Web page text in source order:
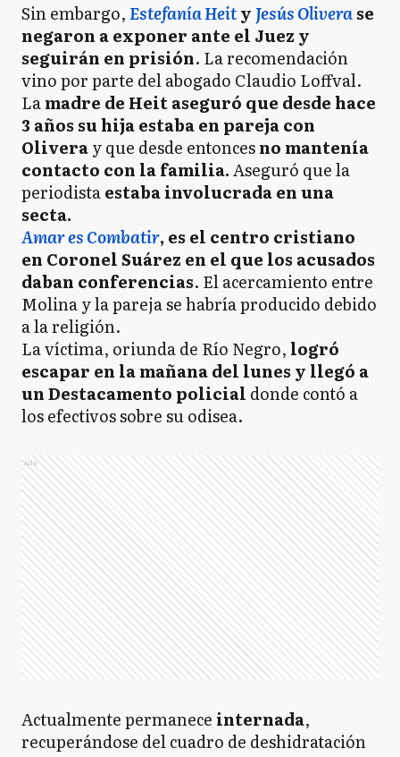
Sin embargo,Estefanía Heity Jesús Oliverase
negaron a exponer ante el Juez y
seguirán en prisión. La recomendación
vino por parte del abogado Claudio Loffval.
Lamadre de Heit aseguró que desde hace
3 años su hija estaba en pareja con
Oliveray que desde entoncesno mantenía
contacto con la familia.Aseguró que la
periodistaestaba involucrada en una
secta.
Amar es Combatir, es el centro cristiano
en Coronel Suárez en el que los acusados
daban conferencias. El acercamiento entre
Molina y la pareja se habría producido debido
a la religión.
La víctima, oriunda de Río Negro, logró
escapar en la mañana del lunes y llegó a
un Destacamento policial donde contó a
los efectivos sobre su odisea.
Ads
Actualmente permanece internada,
recuperándose del cuadro de deshidratación